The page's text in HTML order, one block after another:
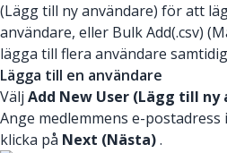
(Lägg till ny användare) för att
användare, eller Bulk Add(.csv)
lägga till flera användare
Lägga till en användare
Välj Add New User (Lägg till ny
Ange medlemmens e-postadress
klicka på Next (Nästa).